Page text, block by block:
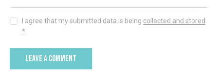
I agree that my submitted data is being collected and stored.
*